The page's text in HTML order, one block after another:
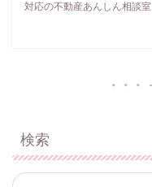
対応の不動産あんしん相談室
検索